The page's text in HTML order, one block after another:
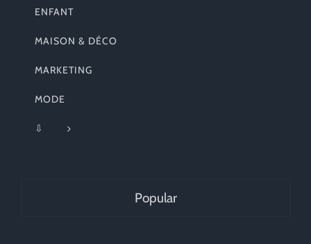
ENFANT
MAISON & DÉCO
MARKETING
MODE
⇩
Popular